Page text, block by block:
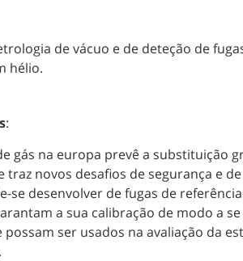
de vácuo e de deteção de
hélio.
:
gás na europa prevê a substituição
novos desafios de segurança e
se desenvolver de fugas de
a sua calibração de modo a
ser usados na avaliação da